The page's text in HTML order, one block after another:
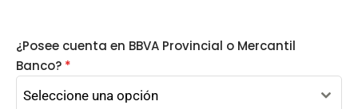
¿Posee cuenta en BBVA Provincial o Mercantil
Banco? *
Seleccione una opción